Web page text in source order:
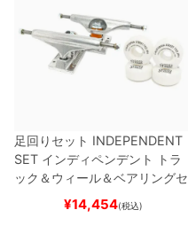
足回りセット INDEPENDENT
SET インディペンデント
トラ
ック＆ウィール＆ベアリングセ
（トリック用）
ード スケボー
¥14,454(税込)